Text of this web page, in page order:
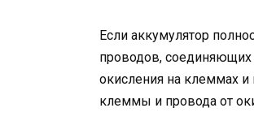
Если аккумулятор
проводов, соединяющих
окисления на клеммах
клеммы и провода от